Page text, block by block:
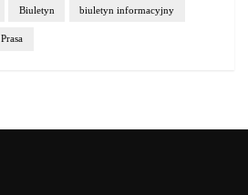
Biuletyn biuletyn informacyjny
Prasa